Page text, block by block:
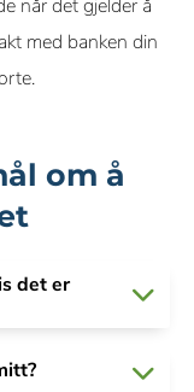
når det gjelder å
med banken din
om å
det er